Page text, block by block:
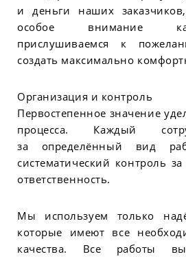
и деньги наших
особое внимание
прислушиваемся к
создать максимально
Организация и контроль
Первостепенное значение
процесса. Каждый
за определённый вид
систематический контроль
ответственность.
Мы используем только
которые имеют все
качества. Все работы